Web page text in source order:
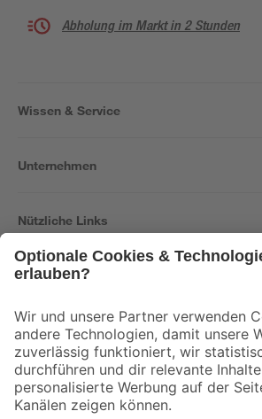
Abholung im Markt in 2 Stunden
Wissen & Service
Unternehmen
Nützliche Links
Der toom Newsletter: Keine Angebote und Aktionen
Zur Newsletter Anmeldung
Folge uns